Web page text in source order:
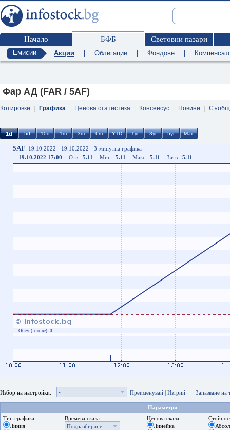
Начало БФБ Световни пазари
Емисии Акции Облигации Фондове
Фар АД (FAR / 5AF)
Котировки Графика Ценова статистика Консенсус Новини
5AF: 19.10.2022 - 19.10.2022 - 3-минутна графика
19.10.2022 17:00
Отв: 5.11 Мин: 5.11 Макс: 5.11 Затв: 5.11
Обем (лотове): 0
Избор на настройки: - Преименувай | Изтрий Запазване на
Параметри
Тип графика
Линия
Времева скала
Подразбиране
Ценова скала
Линейна